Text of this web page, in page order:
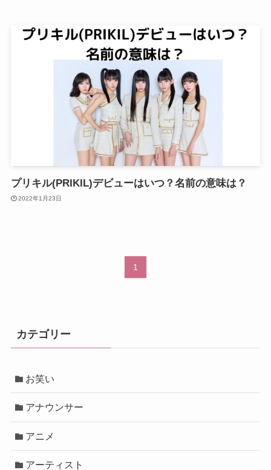
プリキル(PRIKIL)デビューはいつ？名前の意味は？
2022年1月23日
1
カテゴリー
お笑い
アナウンサー
アニメ
アーティスト